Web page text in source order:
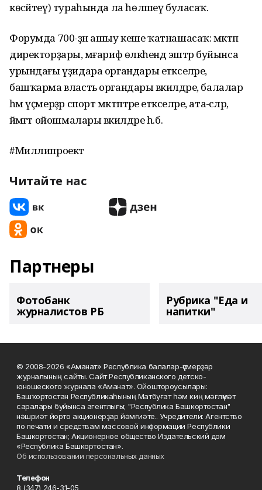
көсәйтеү) тураһында ла һөләшеү буласаҡ.
Форумда 700-ҙән ашыу кеше ҡатнашасаҡ: мәктәп
директорҙары, мәғариф өлкәһендә эштәр буйынса
урындағы үҙидара органдары етәкселәре,
башҡарма власть органдары вәкилдәре, балалар
һәм үҫмерҙәр спорт мәктәптәре етәкселәре, ата-әсәләр,
йәмәғәт ойошмалары вәкилдәре һ.б.
#Миллипроект
Читайте нас
Партнеры
Фотобанк
журналистов РБ
Рубрика "Еда и
напитки"
© 2008-2026 «Аманат» Республика балалар-үҫмерҙәр
журналының сайты. Сайт Республиканского детско-
юношеского журнала «Аманат». Ойоштороусылары:
Башҡортостан Республикаһының Матбуғат һәм киң мәғлүмәт
саралары буйынса агентлығы; "Республика Башкортостан"
нәшриәт йорто акционерҙар йәмғиәте.. Учредители: Агентство
по печати и средствам массовой информации Республики
Башкортостан; Акционерное общество Издательский дом
«Республика Башкортостан».
Об использовании персональных данных
Телефон
8 (347) 246-31-05